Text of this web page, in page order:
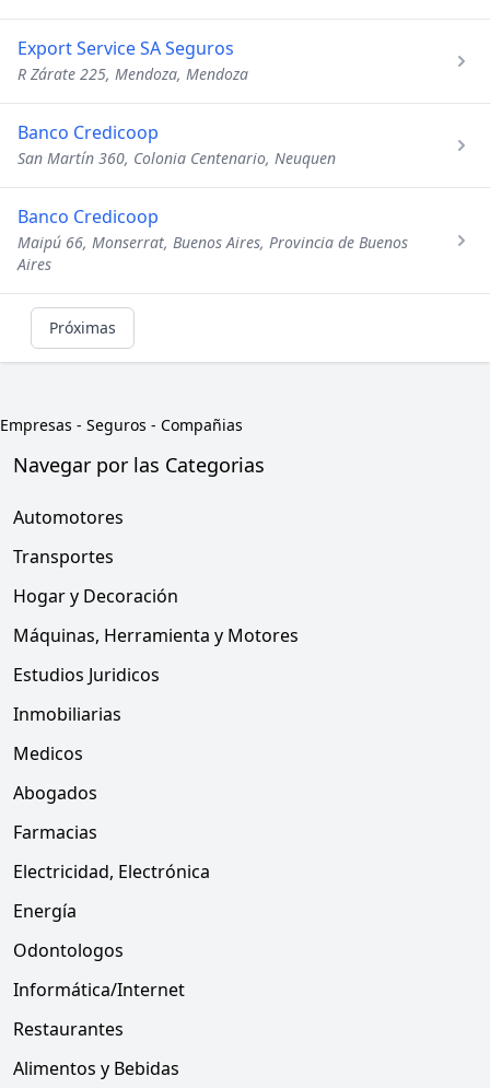
Export Service SA Seguros
R Zárate 225, Mendoza, Mendoza
Banco Credicoop
San Martín 360, Colonia Centenario, Neuquen
Banco Credicoop
Maipú 66, Monserrat, Buenos Aires, Provincia de Buenos
Aires
Próximas
Empresas - Seguros - Compañias
Navegar por las Categorias
Automotores
Transportes
Hogar y Decoración
Máquinas, Herramienta y Motores
Estudios Juridicos
Inmobiliarias
Medicos
Abogados
Farmacias
Electricidad, Electrónica
Energía
Odontologos
Informática/Internet
Restaurantes
Alimentos y Bebidas